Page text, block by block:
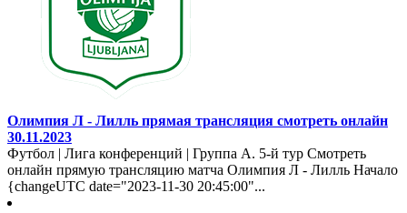
Олимпия Л - Лилль прямая трансляция смотреть онлайн
30.11.2023
Футбол | Лига конференций | Группа A. 5-й тур Смотреть
онлайн прямую трансляцию матча Олимпия Л - Лилль Начало
{changeUTC date="2023-11-30 20:45:00"...